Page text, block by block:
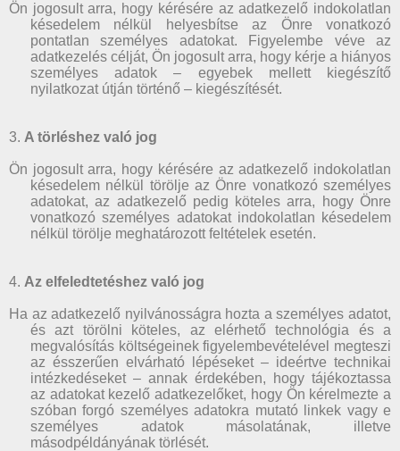
Ön jogosult arra, hogy kérésére az adatkezelő indokolatlan
késedelem nélkül helyesbítse az Önre vonatkozó
pontatlan személyes adatokat. Figyelembe véve az
adatkezelés célját, Ön jogosult arra, hogy kérje a hiányos
személyes adatok – egyebek mellett kiegészítő
nyilatkozat útján történő – kiegészítését.
3. A törléshez való jog
Ön jogosult arra, hogy kérésére az adatkezelő indokolatlan
késedelem nélkül törölje az Önre vonatkozó személyes
adatokat, az adatkezelő pedig köteles arra, hogy Önre
vonatkozó személyes adatokat indokolatlan késedelem
nélkül törölje meghatározott feltételek esetén.
4. Az elfeledtetéshez való jog
Ha az adatkezelő nyilvánosságra hozta a személyes adatot,
és azt törölni köteles, az elérhető technológia és a
megvalósítás költségeinek figyelembevételével megteszi
az ésszerűen elvárható lépéseket – ideértve technikai
intézkedéseket – annak érdekében, hogy tájékoztassa
az adatokat kezelő adatkezelőket, hogy Ön kérelmezte a
szóban forgó személyes adatokra mutató linkek vagy e
személyes adatok másolatának, illetve
másodpéldányának törlését.